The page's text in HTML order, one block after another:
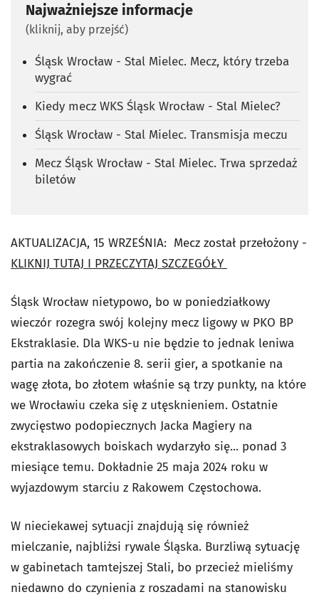
Najważniejsze informacje
(kliknij, aby przejść)
Śląsk Wrocław - Stal Mielec. Mecz, który trzeba
wygrać
Kiedy mecz WKS Śląsk Wrocław - Stal Mielec?
Śląsk Wrocław - Stal Mielec. Transmisja meczu
Mecz Śląsk Wrocław - Stal Mielec. Trwa sprzedaż
biletów
AKTUALIZACJA, 15 WRZEŚNIA: Mecz został przełożony -
KLIKNIJ TUTAJ I PRZECZYTAJ SZCZEGÓŁY
Śląsk Wrocław nietypowo, bo w poniedziałkowy
wieczór rozegra swój kolejny mecz ligowy w PKO BP
Ekstraklasie. Dla WKS-u nie będzie to jednak leniwa
partia na zakończenie 8. serii gier, a spotkanie na
wagę złota, bo złotem właśnie są trzy punkty, na które
we Wrocławiu czeka się z utęsknieniem. Ostatnie
zwycięstwo podopiecznych Jacka Magiery na
ekstraklasowych boiskach wydarzyło się... ponad 3
miesiące temu. Dokładnie 25 maja 2024 roku w
wyjazdowym starciu z Rakowem Częstochowa.
W nieciekawej sytuacji znajdują się również
mielczanie, najbliżsi rywale Śląska. Burzliwą sytuację
w gabinetach tamtejszej Stali, bo przecież mieliśmy
niedawno do czynienia z roszadami na stanowisku